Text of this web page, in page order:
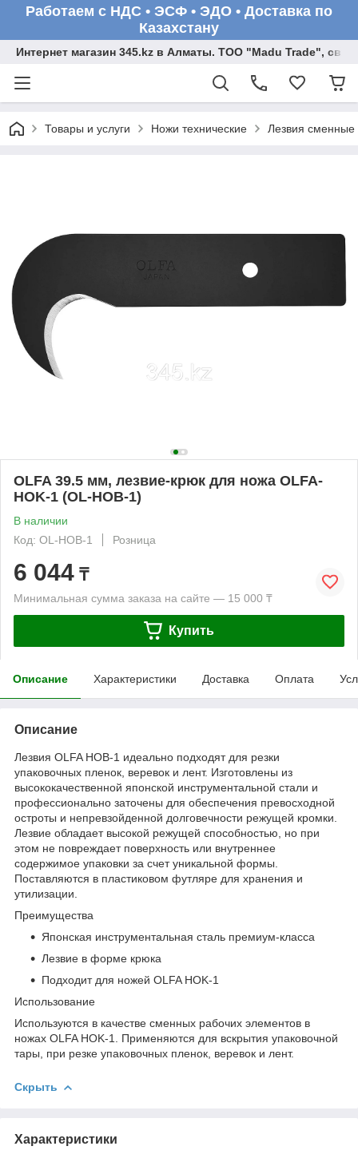
Работаем с НДС • ЭСФ • ЭДО • Доставка по
Казахстану
Интернет магазин 345.kz в Алматы. ТОО "Madu Trade",
Товары и услуги Ножи технические Лезвия сменные
OLFA 39.5 мм, лезвие-крюк для ножа OLFA-
HOK-1 (OL-HOB-1)
В наличии
Код: OL-HOB-1
Розница
6 044 ₸
Минимальная сумма заказа на сайте — 15 000 ₸
Купить
Описание Характеристики Доставка Оплата
Описание
Лезвия OLFA HOB-1 идеально подходят для резки
упаковочных пленок, веревок и лент. Изготовлены из
высококачественной японской инструментальной стали и
профессионально заточены для обеспечения превосходной
остроты и непревзойденной долговечности режущей кромки.
Лезвие обладает высокой режущей способностью, но при
этом не повреждает поверхность или внутреннее
содержимое упаковки за счет уникальной формы.
Поставляются в пластиковом футляре для хранения и
утилизации.
Преимущества
Японская инструментальная сталь премиум-класса
Лезвие в форме крюка
Подходит для ножей OLFA HOK-1
Использование
Используются в качестве сменных рабочих элементов в
ножах OLFA HOK-1. Применяются для вскрытия упаковочной
тары, при резке упаковочных пленок, веревок и лент.
Скрыть
Характеристики